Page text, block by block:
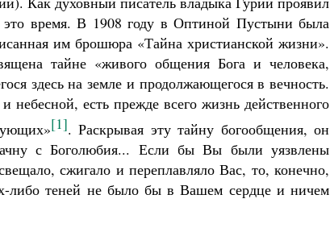
это время. В 1908 году в Оптиной Пустыни была
им брошюра «Тайна христианской жизни».
тайне «живого общения Бога и человека,
здесь на земле и продолжающегося в вечность.
есть прежде всего жизнь действенного
[1]. Раскрывая эту тайну богообщения, он
с Боголюбия... Если бы Вы были уязвлены
сжигало и переплавляло Вас, то, конечно,
либо теней не было бы в Вашем сердце и ничем
место в жизни
Мурышев
Роман Котов